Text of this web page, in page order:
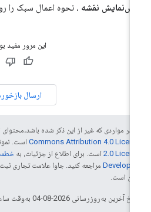
نقشه، نحوه اعمال سبک را روی
این مرور مفید بود؟
ارسال بازخورد
در مواردی که غیر از این ذکر شده باشد،‌محتوای
Commons Attribution 4.0است. نمونه
2.0است. برای اطلاع از جزئیات، به
آن است.
آخرین به‌روزرسانی 2026-08-04 به‌وقت ساعت هماهنگ جهانی.